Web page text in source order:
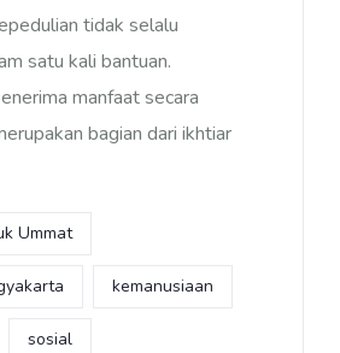
tidak selalu
satu kali bantuan.
manfaat secara
bagian dari ikhtiar
Ummat
kemanusiaan
sosial